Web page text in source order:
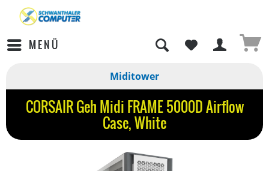
MENÜ
Miditower
CORSAIR Geh Midi FRAME 5000D Airflow
Case, White